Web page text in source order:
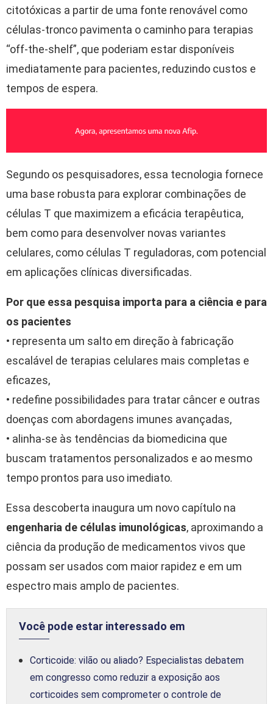
citotóxicas a partir de uma fonte renovável como
células-tronco pavimenta o caminho para terapias
“off-the-shelf”, que poderiam estar disponíveis
imediatamente para pacientes, reduzindo custos e
tempos de espera.
Segundo os pesquisadores, essa tecnologia fornece
uma base robusta para explorar combinações de
células T que maximizem a eficácia terapêutica,
bem como para desenvolver novas variantes
celulares, como células T reguladoras, com potencial
em aplicações clínicas diversificadas.
Por que essa pesquisa importa para a ciência e para
os pacientes
• representa um salto em direção à fabricação
escalável de terapias celulares mais completas e
eficazes,
• redefine possibilidades para tratar câncer e outras
doenças com abordagens imunes avançadas,
• alinha-se às tendências da biomedicina que
buscam tratamentos personalizados e ao mesmo
tempo prontos para uso imediato.
Essa descoberta inaugura um novo capítulo na
engenharia de células imunológicas, aproximando a
ciência da produção de medicamentos vivos que
possam ser usados com maior rapidez e em um
espectro mais amplo de pacientes.
Você pode estar interessado em
Corticoide: vilão ou aliado? Especialistas debatem
em congresso como reduzir a exposição aos
corticoides sem comprometer o controle de